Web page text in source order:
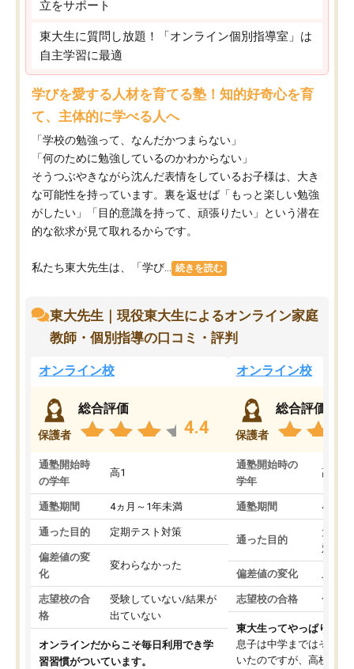
立をサポート
東大生に質問し放題！「オンライン個別指導室」は
自主学習に最適
学びを愛する人材を育てる塾！知的好奇心を育
て、主体的に学べる人へ
「学校の勉強って、なんだかつまらない」
「何のために勉強しているのかわからない」
そうつぶやきながら沈んだ表情をしているお子様は、大き
な可能性を持っています。裏を返せば「もっと楽しい勉強
がしたい」「目的意識を持って、頑張りたい」という潜在
的な欲求が見て取れるからです。
私たち東大先生は、「学び... 続きを読む
東大先生｜現役東大生によるオンライン家庭
教師・個別指導の口コミ・評判
オンライン校
保護者
総合評価
4.4
通塾開始時
の学年
高1
通塾期間 4ヵ月～1年未満
通った目的 定期テスト対策
偏差値の変
化
変わらなかった
志望校の合
格
受験していない/結果が
出ていない
オンラインだからこそ毎日利用でき学
習習慣がついています。
オンライン校
保護者
総合評価
通塾開始時の
学年
高3
通塾期間 4ヵ月
通った目的
大学
対策
偏差値の変化 上が
志望校の合格 合格
東大生ってやっぱりすご
息子は中学まではそこそ
いたのですが、高校に入